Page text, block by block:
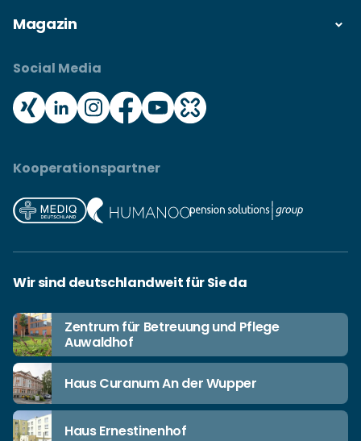
Magazin
Social Media
Kooperationspartner
Wir sind deutschlandweit für Sie da
Zentrum für Betreuung und Pflege
Auwaldhof
Haus Curanum An der Wupper
Haus Ernestinenhof